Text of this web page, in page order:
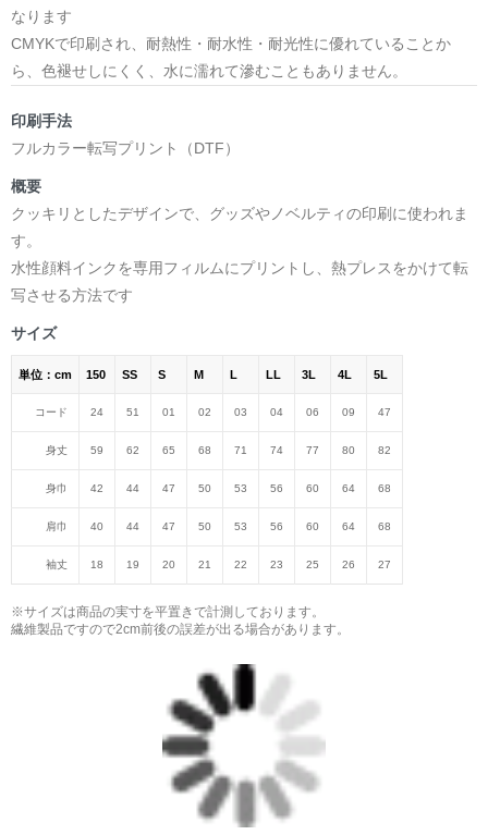
なります
CMYKで印刷され、耐熱性・耐水性・耐光性に優れていることか
ら、色褪せしにくく、水に濡れて滲むこともありません。
印刷手法
フルカラー転写プリント（DTF）
概要
クッキリとしたデザインで、グッズやノベルティの印刷に使われま
す。
水性顔料インクを専用フィルムにプリントし、熱プレスをかけて転
写させる方法です
サイズ
単位：cm 150 SS S M L LL 3L 4L 5L
コード 24 51 01 02 03 04 06 09 47
身丈 59 62 65 68 71 74 77 80 82
身巾 42 44 47 50 53 56 60 64 68
肩巾 40 44 47 50 53 56 60 64 68
袖丈 18 19 20 21 22 23 25 26 27
※サイズは商品の実寸を平置きで計測しております。
繊維製品ですので2cm前後の誤差が出る場合があります。